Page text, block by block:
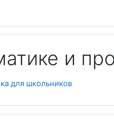
и
для школьников